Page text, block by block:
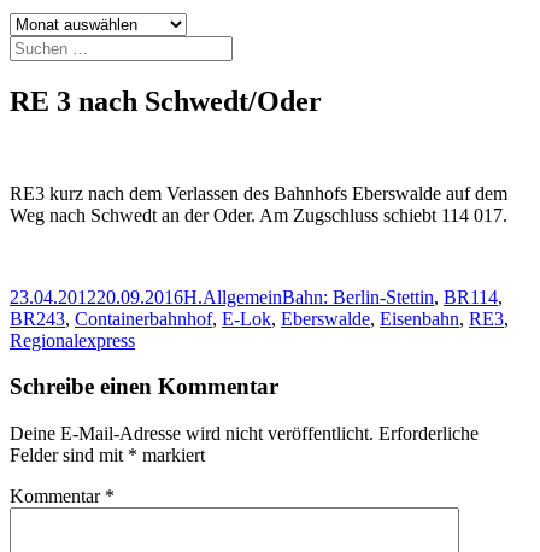
Archiv
Suchen
nach:
RE 3 nach Schwedt/Oder
RE3 kurz nach dem Verlassen des Bahnhofs Eberswalde auf dem
Weg nach Schwedt an der Oder. Am Zugschluss schiebt 114 017.
Veröffentlicht
am
23.04.201220.09.2016Autor
H.Kategorien
AllgemeinSchlagwörter
Bahn: Berlin-Stettin, BR114,
BR243, Containerbahnhof, E-Lok, Eberswalde, Eisenbahn, RE3,
Regionalexpress
Schreibe einen Kommentar
Deine E-Mail-Adresse wird nicht veröffentlicht. Erforderliche
Felder sind mit * markiert
Kommentar *